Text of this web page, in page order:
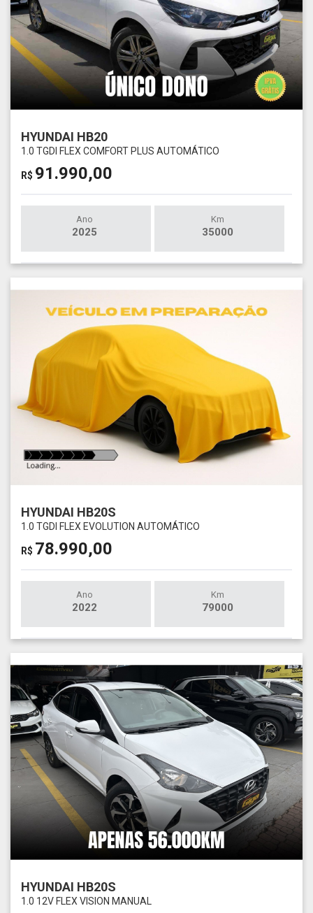
HYUNDAI HB20
1.0 TGDI FLEX COMFORT PLUS AUTOMÁTICO
R$ 91.990,00
Ano
2025
Km
35000
HYUNDAI HB20S
1.0 TGDI FLEX EVOLUTION AUTOMÁTICO
R$ 78.990,00
Ano
2022
Km
79000
HYUNDAI HB20S
1.0 12V FLEX VISION MANUAL